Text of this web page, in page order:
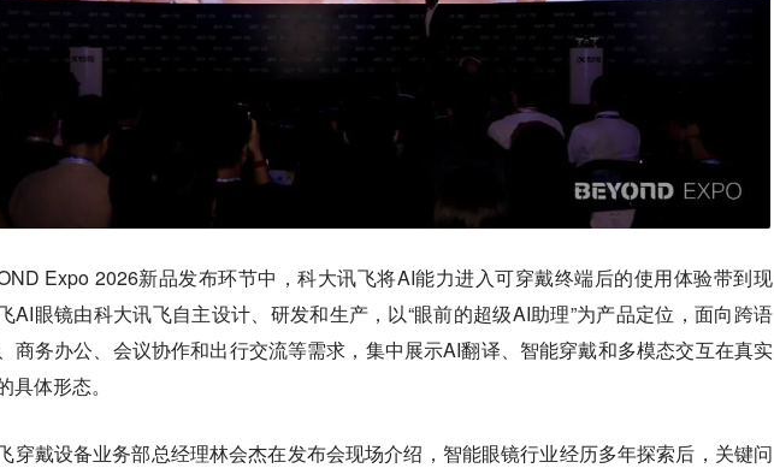
Expo 2026新品发布环节中，科大讯飞将AI能力进入可穿戴终端后的使用体验带到现
AI眼镜由科大讯飞自主设计、研发和生产，以“眼前的超级AI助理”为产品定位，面向跨语
商务办公、会议协作和出行交流等需求，集中展示AI翻译、智能穿戴和多模态交互在真实
具体形态。
穿戴设备业务部总经理林会杰在发布会现场介绍，智能眼镜行业经历多年探索后，关键问